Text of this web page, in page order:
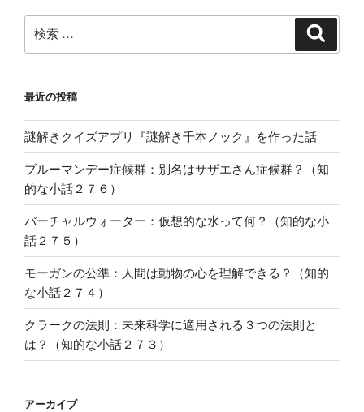
索:
最近の投稿
謎解きクイズアプリ『謎解き千本ノック』を作った話
ブルーマンデー症候群：別名はサザエさん症候群？（知
的な小話２７６）
バーチャルウォーター：仮想的な水って何？（知的な小
話２７５）
モーガンの公準：人間は動物の心を理解できる？（知的
な小話２７４）
クラークの法則：未来科学に適用される３つの法則と
は？（知的な小話２７３）
アーカイブ